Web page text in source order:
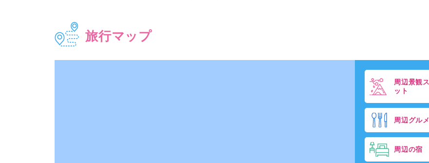
旅行マップ
周辺景観
ット
周辺グルメ
周辺の宿